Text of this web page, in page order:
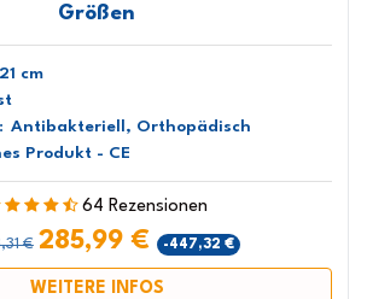
Größen
21 cm
Antibakteriell, Orthopädisch
Produkt - CE
64 Rezensionen
€ 285,99 € -447,32 €
WEITERE INFOS